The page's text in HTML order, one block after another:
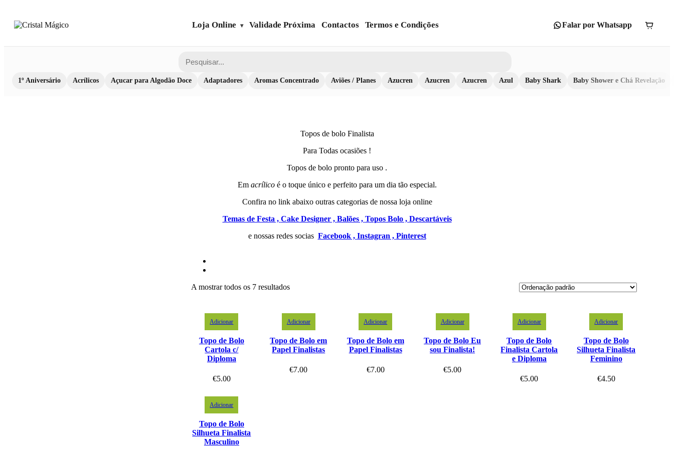
Loja Online Validade Próxima Contactos Termos e Condições Falar por Whatsapp
1º Aniversário Acrílicos Açucar para Algodão Doce Adaptadores Aromas Concentrado Aviões / Planes Azucren Azucren Azucren Azul Baby Shark Baby Shower e Chá Revelação
Topos de bolo Finalista
Para Todas ocasiões !
Topos de bolo pronto para uso .
Em acrílicoé o toque único e perfeito para um dia tão especial.
Confira no link abaixo outras categorias de nossa loja online
Temas de Festa , Cake Designer , Balões , Topos Bolo , Descartáveis
e nossas redes socias Facebook , Instagran , Pinterest
A mostrar todos os 7 resultados
Adicionar
Topo de Bolo
Cartola c/
Diploma
€5.00
Adicionar
Topo de Bolo em
Papel Finalistas
€7.00
Adicionar
Topo de Bolo em
Papel Finalistas
€7.00
Adicionar
Topo de Bolo Eu
sou Finalista!
€5.00
Adicionar
Topo de Bolo
Finalista Cartola
e Diploma
€5.00
Adicionar
Topo de Bolo
Silhueta Finalista
Feminino
€4.50
Adicionar
Topo de Bolo
Silhueta Finalista
Masculino